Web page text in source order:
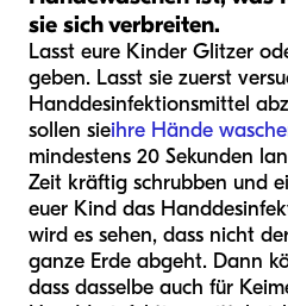
sie sich verbreiten.
Lasst eure Kinder Glitzer
geben. Lasst sie zuerst
Handdesinfektionsmittel
sollen sieihre Hände
mindestens 20 Sekunden
Zeit kräftig schrubben und
euer Kind das
wird es sehen, dass nicht
ganze Erde abgeht. Dann
dass dasselbe auch für